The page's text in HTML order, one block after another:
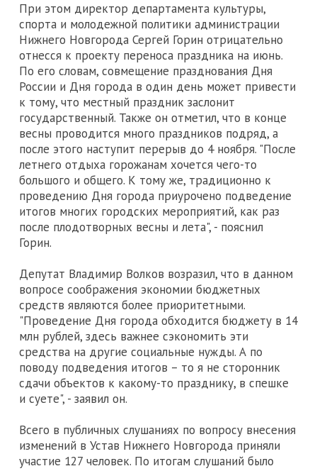
При этом директор департамента культуры,
спорта и молодежной политики администрации
Нижнего Новгорода Сергей Горин отрицательно
отнесся к проекту переноса праздника на июнь.
По его словам, совмещение празднования Дня
России и Дня города в один день может привести
к тому, что местный праздник заслонит
государственный. Также он отметил, что в конце
весны проводится много праздников подряд, а
после этого наступит перерыв до 4 ноября. "После
летнего отдыха горожанам хочется чего-то
большого и общего. К тому же, традиционно к
проведению Дня города приурочено подведение
итогов многих городских мероприятий, как раз
после плодотворных весны и лета", - пояснил
Горин.
Депутат Владимир Волков возразил, что в данном
вопросе соображения экономии бюджетных
средств являются более приоритетными.
"Проведение Дня города обходится бюджету в 14
млн рублей, здесь важнее сэкономить эти
средства на другие социальные нужды. А по
поводу подведения итогов – то я не сторонник
сдачи объектов к какому-то празднику, в спешке
и суете", - заявил он.
Всего в публичных слушаниях по вопросу внесения
изменений в Устав Нижнего Новгорода приняли
участие 127 человек. По итогам слушаний было